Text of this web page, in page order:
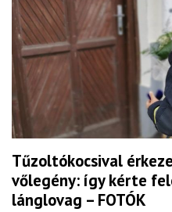
Tűzoltókocsival
vőlegény: így kérte
lánglovag – FOTÓK